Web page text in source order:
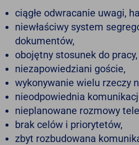
ciągłe odwracanie uwagi,
niewłaściwy system
dokumentów,
obojętny stosunek do
niezapowiedziani goście,
wykonywanie wielu rzeczy
nieodpowiednia
nieplanowane rozmowy
brak celów i priorytetów,
zbyt rozbudowana